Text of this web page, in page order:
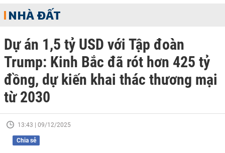
NHÀ ĐẤT
Dự án 1,5 tỷ USD với Tập đoàn
Trump: Kinh Bắc đã rót hơn 425 tỷ
đồng, dự kiến khai thác thương mại
từ 2030
13:43 | 09/12/2025
Chia sẻ